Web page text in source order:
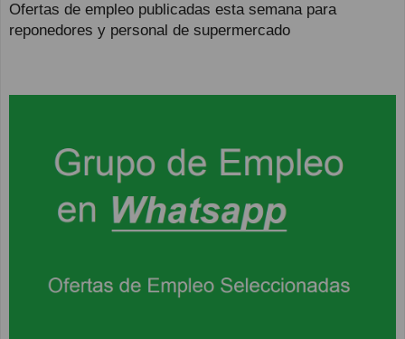
Ofertas de empleo publicadas esta semana para
reponedores y personal de supermercado